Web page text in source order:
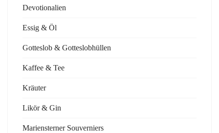
Devotionalien
Essig & Öl
Gotteslob & Gotteslobhüllen
Kaffee & Tee
Kräuter
Likör & Gin
Mariensterner Souverniers